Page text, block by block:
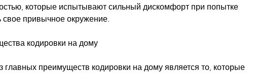
которые испытывают сильный дискомфорт при попытке
свое привычное окружение.
кодировки на дому
главных преимуществ кодировки на дому является то, которые